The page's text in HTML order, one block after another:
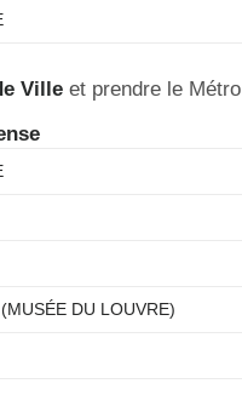
Ville et prendre le Métro
DU LOUVRE)